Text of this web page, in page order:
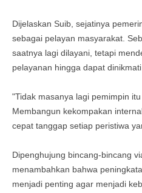
Dijelaskan Suib, sejatinya
sebagai pelayan masyarakat.
saatnya lagi dilayani, tetapi
pelayanan hingga dapat
"Tidak masanya lagi pemimpin
Membangun kekompakan
cepat tanggap setiap peristiwa
Dipenghujung bincang-bincang
menambahkan bahwa
menjadi penting agar menjadi